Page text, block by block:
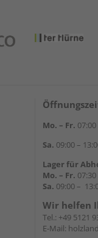
Mo. – Fr.
Sa. 09:00 –
Lager für
Mo. – Fr.
Sa. 09:00 –
Wir helfen
Tel.: +49 5121
E-Mail: